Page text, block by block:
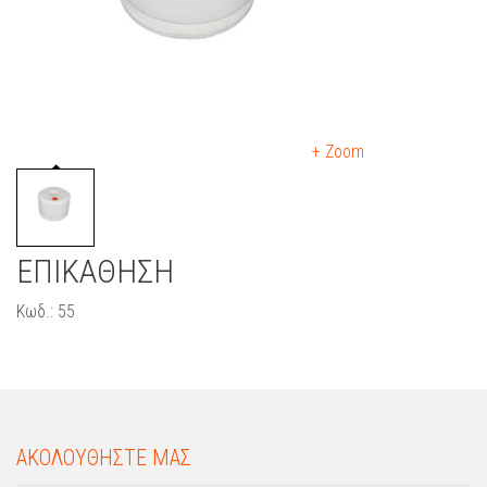
+ Zoom
ΕΠΙΚΑΘΗΣΗ
Κωδ.: 55
ΑΚΟΛΟΥΘΗΣΤΕ ΜΑΣ